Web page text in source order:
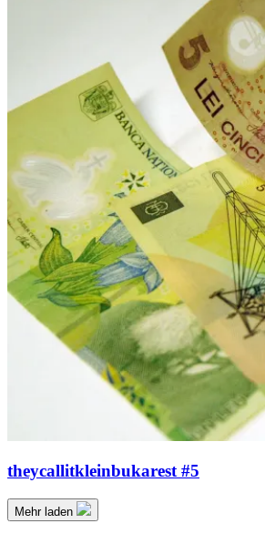
theycallitkleinbukarest #5
Mehr laden